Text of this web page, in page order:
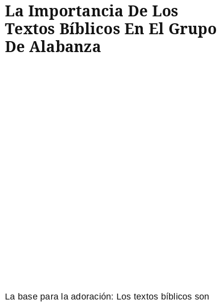
La Importancia De Los
Textos Bíblicos En El Grupo
De Alabanza
La base para la adoración: Los textos bíblicos son